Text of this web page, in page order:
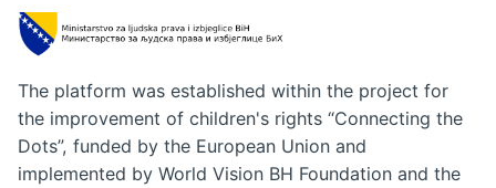
The platform was established within the project for
the improvement of children's rights “Connecting the
Dots”, funded by the European Union and
implemented by World Vision BH Foundation and the